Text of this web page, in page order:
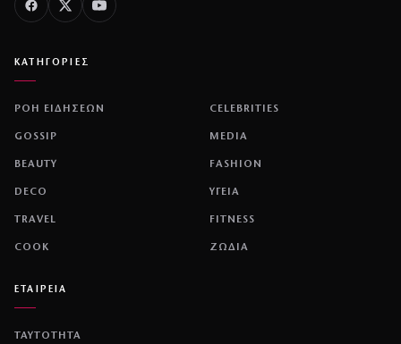
ΚΑΤΗΓΟΡΙΕΣ
ΡΟΗ ΕΙΔΗΣΕΩΝ CELEBRITIES
GOSSIP MEDIA
BEAUTY FASHION
DECO ΥΓΕΙΑ
TRAVEL FITNESS
COOK ΖΩΔΙΑ
ΕΤΑΙΡΕΙΑ
ΤΑΥΤΟΤΗΤΑ